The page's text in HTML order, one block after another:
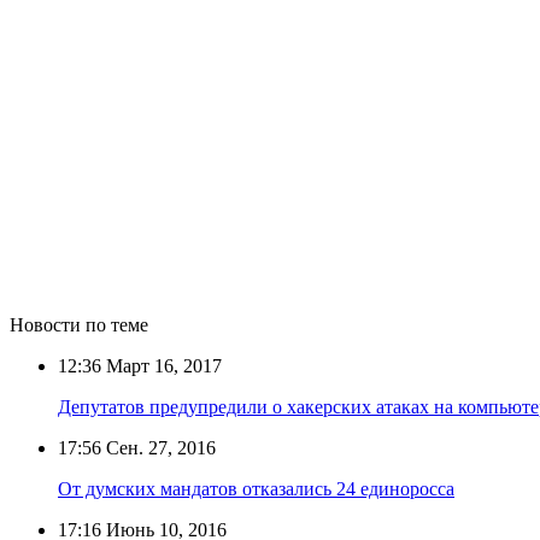
Новости по теме
12:36 Март 16, 2017
Депутатов предупредили о хакерских атаках на
17:56 Сен. 27, 2016
От думских мандатов отказались 24 единоросса
17:16 Июнь 10, 2016